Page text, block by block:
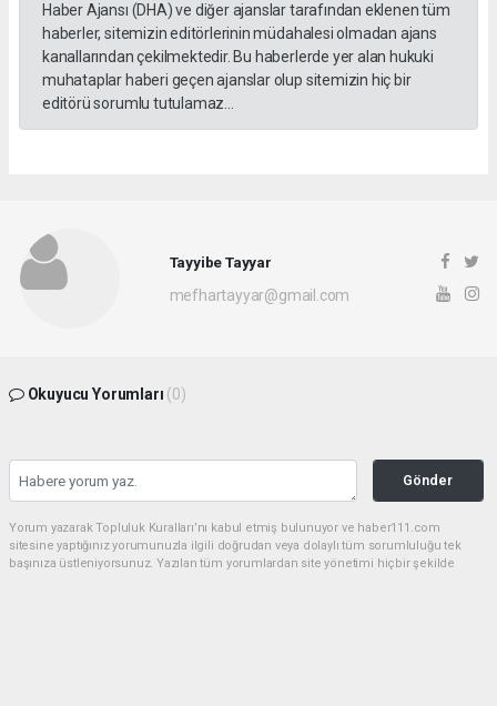
Haber Ajansı (DHA) ve diğer ajanslar tarafından eklenen tüm
haberler, sitemizin editörlerinin müdahalesi olmadan ajans
kanallarından çekilmektedir. Bu haberlerde yer alan hukuki
muhataplar haberi geçen ajanslar olup sitemizin hiç bir
editörü sorumlu tutulamaz...
Tayyibe Tayyar
mefhartayyar@gmail.com
Okuyucu Yorumları (0)
Gönder
Yorum yazarak Topluluk Kuralları’nı kabul etmiş bulunuyor ve haber111.com
sitesine yaptığınız yorumunuzla ilgili doğrudan veya dolaylı tüm sorumluluğu tek
başınıza üstleniyorsunuz. Yazılan tüm yorumlardan site yönetimi hiçbir şekilde